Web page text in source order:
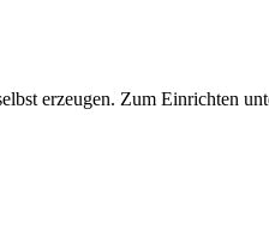
erzeugen. Zum Einrichten